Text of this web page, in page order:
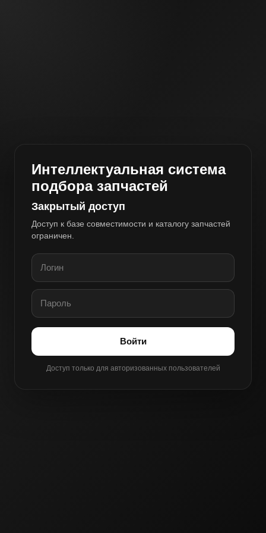
Интеллектуальная система
подбора запчастей
Закрытый доступ
Доступ к базе совместимости и каталогу запчастей
ограничен.
Войти
Доступ только для авторизованных пользователей